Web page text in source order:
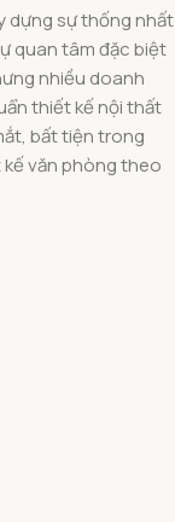
dựng sự thống nhất
quan tâm đặc biệt
nhiều doanh
thiết kế nội thất
bất tiện trong
kế văn phòng theo